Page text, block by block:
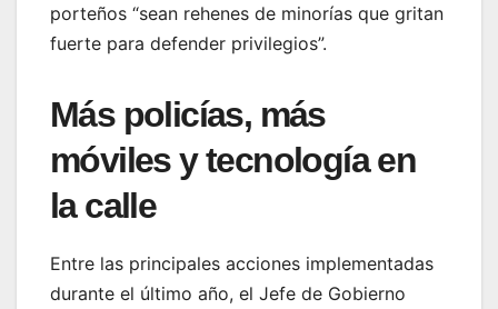
porteños “sean rehenes de minorías que gritan
fuerte para defender privilegios”.
Más policías, más
móviles y tecnología en
la calle
Entre las principales acciones implementadas
durante el último año, el Jefe de Gobierno